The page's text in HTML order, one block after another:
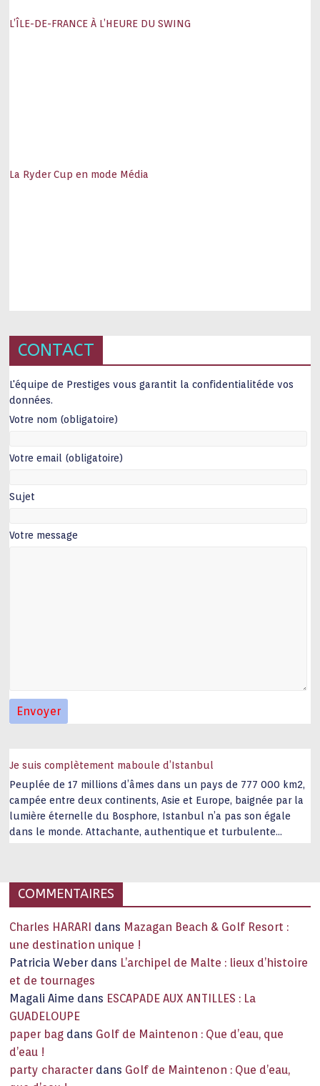
L’ÎLE-DE-FRANCE À L’HEURE DU SWING
La Ryder Cup en mode Média
CONTACT
L'équipe de Prestiges vous garantit la confidentialitéde vos
données.
Votre nom (obligatoire)
Votre email (obligatoire)
Sujet
Votre message
Je suis complètement maboule d’Istanbul
Peuplée de 17 millions d’âmes dans un pays de 777 000 km2,
campée entre deux continents, Asie et Europe, baignée par la
lumière éternelle du Bosphore, Istanbul n’a pas son égale
dans le monde. Attachante, authentique et turbulente
COMMENTAIRES
Charles HARARI dans Mazagan Beach & Golf Resort :
une destination unique !
Patricia Weber dans L’archipel de Malte : lieux d’histoire
et de tournages
Magali Aime dans ESCAPADE AUX ANTILLES : La
GUADELOUPE
paper bag dans Golf de Maintenon : Que d’eau, que
d’eau !
party character dans Golf de Maintenon : Que d’eau,